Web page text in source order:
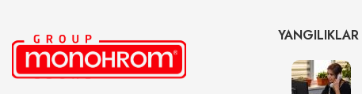
YANGILIKLAR